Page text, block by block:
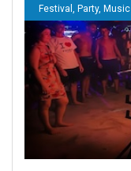
Festival, Party, Music